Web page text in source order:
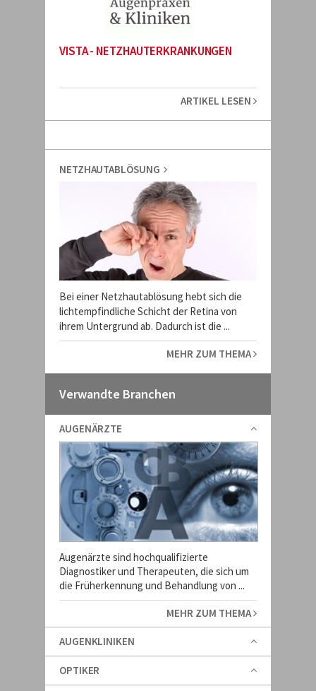
VISTA - NETZHAUTERKRANKUNGEN
ARTIKEL LESEN
NETZHAUTABLÖSUNG
Bei einer Netzhautablösung hebt sich die
lichtempfindliche Schicht der Retina von
ihrem Untergrund ab. Dadurch ist die ...
MEHR ZUM THEMA
Verwandte Branchen
AUGENÄRZTE
Augenärzte sind hochqualifizierte
Diagnostiker und Therapeuten, die sich um
die Früherkennung und Behandlung von ...
MEHR ZUM THEMA
AUGENKLINIKEN
OPTIKER